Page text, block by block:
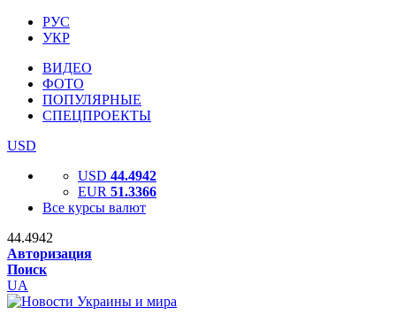
РУС
УКР
ВИДЕО
ФОТО
ПОПУЛЯРНЫЕ
СПЕЦПРОЕКТЫ
USD
USD 44.4942
EUR 51.3366
Все курсы валют
44.4942
Авторизация
Поиск
UA